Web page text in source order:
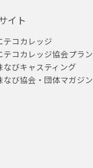
イト
テコカレッジ
テコカレッジ協会プラン
なびキャスティング
なび協会・団体マガジン